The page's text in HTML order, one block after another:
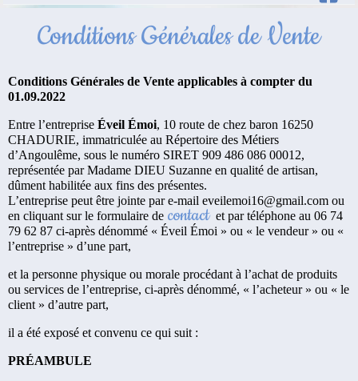
Conditions Générales de Vente
Conditions Générales de Vente applicables à compter du
01.09.2022
Entre l’entreprise Éveil Émoi, 10 route de chez baron 16250
CHADURIE, immatriculée au Répertoire des Métiers
d’Angoulême, sous le numéro SIRET 909 486 086 00012,
représentée par Madame DIEU Suzanne en qualité de artisan,
dûment habilitée aux fins des présentes.
L’entreprise peut être jointe par e-mail eveilemoi16@gmail.com ou
en cliquant sur le formulaire de contactet par téléphone au 06 74
79 62 87 ci-après dénommé « Éveil Émoi » ou « le vendeur » ou «
l’entreprise » d’une part,
et la personne physique ou morale procédant à l’achat de produits
ou services de l’entreprise, ci-après dénommé, « l’acheteur » ou « le
client » d’autre part,
il a été exposé et convenu ce qui suit :
PRÉAMBULE